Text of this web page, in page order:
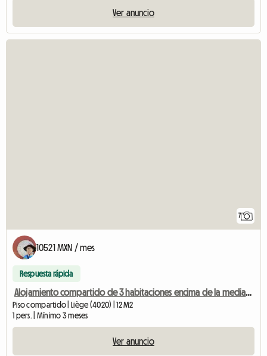
Ver anuncio
7
10521 MXN / mes
Respuesta rápida
Alojamiento compartido de 3 habitaciones encima de la mediacity.
Piso compartido | Liège (4020) | 12 M2
1 pers. | Mínimo 3 meses
Ver anuncio